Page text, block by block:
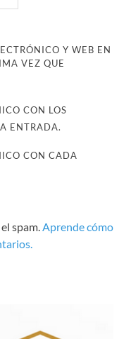
Y WEB EN
VEZ QUE
CON LOS
ENTRADA.
CON CADA
spam. Aprende cómo